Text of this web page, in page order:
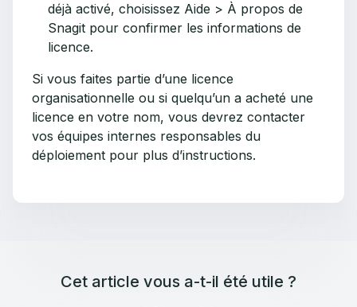
déjà activé, choisissez Aide > À propos de
Snagit pour confirmer les informations de
licence.
Si vous faites partie d’une licence
organisationnelle ou si quelqu’un a acheté une
licence en votre nom, vous devrez contacter
vos équipes internes responsables du
déploiement pour plus d’instructions.
Cet article vous a-t-il été utile ?